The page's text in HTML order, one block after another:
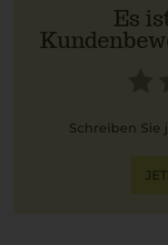
Es
Schreiben Sie